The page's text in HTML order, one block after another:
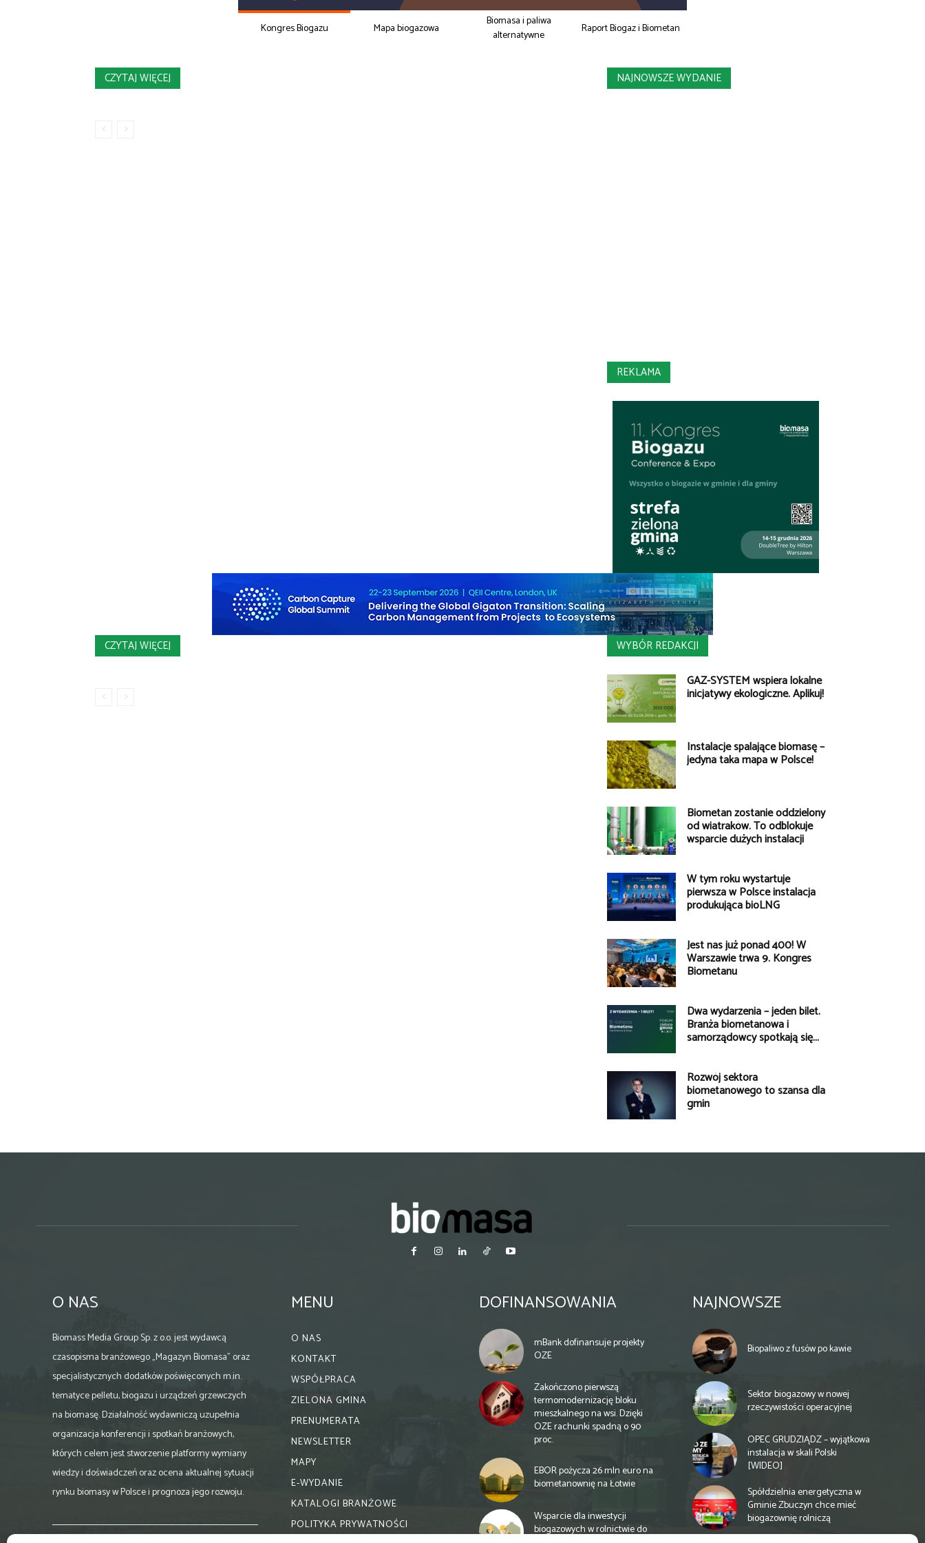
Kongres Biogazu Mapa biogazowa
Biomasa i paliwa
alternatywne
Raport Biogaz i Biometan
CZYTAJ WIĘCEJ NAJNOWSZE WYDANIE
REKLAMA
CZYTAJ WIĘCEJ WYBÓR REDAKCJI
GAZ-SYSTEM wspiera lokalne
inicjatywy ekologiczne. Aplikuj!
Instalacje spalające biomasę –
jedyna taka mapa w Polsce!
Biometan zostanie oddzielony
od wiatraków. To odblokuje
wsparcie dużych instalacji
W tym roku wystartuje
pierwsza w Polsce instalacja
produkująca bioLNG
Jest nas już ponad 400! W
Warszawie trwa 9. Kongres
Biometanu
Dwa wydarzenia – jeden bilet.
Branża biometanowa i
samorządowcy spotkają się...
Rozwój sektora
biometanowego to szansa dla
gmin
O NAS
Biomass Media Group Sp. z o.o. jest wydawcą
czasopisma branżowego „Magazyn Biomasa” oraz
specjalistycznych dodatków poświęconych m.in.
tematyce pelletu, biogazu i urządzeń grzewczych
na biomasę. Działalność wydawniczą uzupełnia
organizacja konferencji i spotkań branżowych,
których celem jest stworzenie platformy wymiany
wiedzy i doświadczeń oraz ocena aktualnej sytuacji
rynku biomasy w Polsce i prognoza jego rozwoju.
MENU
O NAS
KONTAKT
WSPÓŁPRACA
ZIELONA GMINA
PRENUMERATA
NEWSLETTER
MAPY
E-WYDANIE
KATALOGI BRANŻOWE
POLITYKA PRYWATNOŚCI
DOFINANSOWANIA
mBank dofinansuje projekty
OZE
Zakończono pierwszą
termomodernizację bloku
mieszkalnego na wsi. Dzięki
OZE rachunki spadną o 90
proc.
EBOR pożycza 26 mln euro na
biometanownię na Łotwie
Wsparcie dla inwestycji
biogazowych w rolnictwie do
NAJNOWSZE
Biopaliwo z fusów po kawie
Sektor biogazowy w nowej
rzeczywistości operacyjnej
OPEC GRUDZIĄDZ – wyjątkowa
instalacja w skali Polski
[WIDEO]
Spółdzielnia energetyczna w
Gminie Zbuczyn chce mieć
biogazownię rolniczą